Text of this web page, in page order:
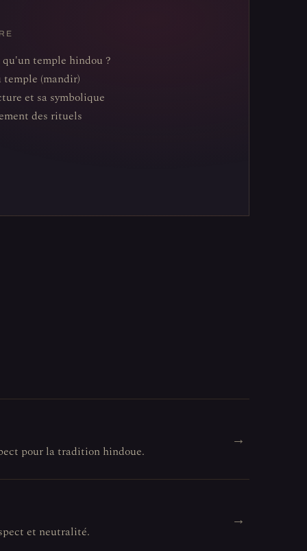
temple hindou ?
(mandir)
et sa symbolique
des rituels
pour la tradition hindoue.
→
et neutralité.
→